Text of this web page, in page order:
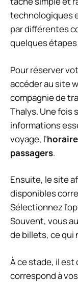
technologiques
par différentes
quelques
Pour réserver
accéder au site
compagnie de
Thalys. Une fois
informations
voyage, l’horaire
passagers.
Ensuite, le site
disponibles
Sélectionnez
Souvent, vous
de billets, ce qui
À ce stade, il est
correspond à